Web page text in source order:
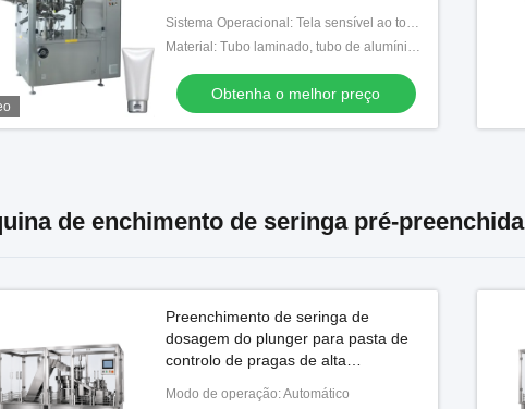
e proteção de fluxo laminar
Obtenha o melhor preço
Obtenha o melhor preço
venda
Sistema Operacional: Tela sensível ao toque
Material: Tubo laminado, tubo de alumínio, tubo de plástico
Obtenha o melhor preço
de enchimento de seringa pré-preenchida
Preenchimento de seringa de
dosagem do plunger para pasta de
controlo de pragas de alta
Modo de operação: Automático